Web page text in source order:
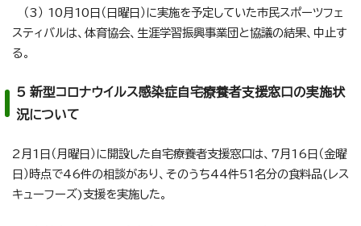
（3） 10月10日（日曜日）に実施を予定していた市民スポーツフェ
スティバルは、体育協会、生涯学習振興事業団と協議の結果、中止す
る。
5 新型コロナウイルス感染症自宅療養者支援窓口の実施状
況について
2月1日（月曜日）に開設した自宅療養者支援窓口は、7月16日（金曜
日）時点で46件の相談があり、そのうち44件51名分の食料品(レス
キューフーズ)支援を実施した。